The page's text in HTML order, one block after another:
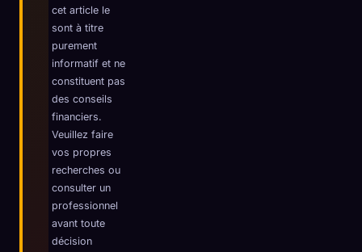
cet article le
sont à titre
purement
informatif et ne
constituent pas
des conseils
financiers.
Veuillez faire
vos propres
recherches ou
consulter un
professionnel
avant toute
décision
🧬Xeno Database
Collection
☁️ Sauvegardez votre collection sur tous les appareils